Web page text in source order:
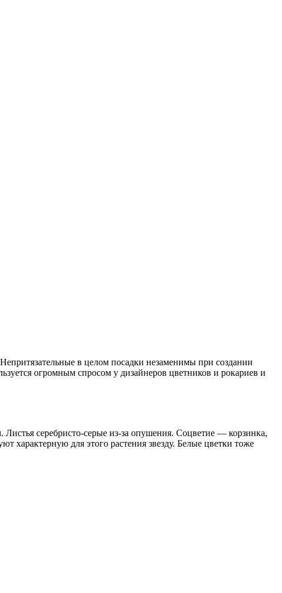
в целом посадки незаменимы при создании
огромным спросом у дизайнеров цветников и рокариев и
Листья серебристо-серые из-за опушения. Соцветие — корзинка,
для этого растения звезду. Белые цветки тоже